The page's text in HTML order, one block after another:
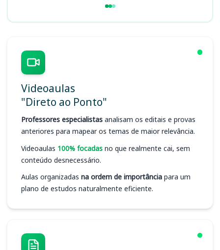
Videoaulas
"Direto ao Ponto"
Professores especialistas analisam os editais e provas
anteriores para mapear os temas de maior relevância.
Videoaulas 100% focadas no que realmente cai, sem
conteúdo desnecessário.
Aulas organizadas na ordem de importância para um
plano de estudos naturalmente eficiente.